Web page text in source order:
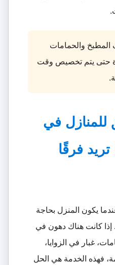
والحمامات
حتى يتم تخصيص وقت
للمنازل في
فرقًا
يكون المنزل بحاجة
كانت هناك دهون في
غبار في الزوايا،
فهذه الخدمة هي الحل